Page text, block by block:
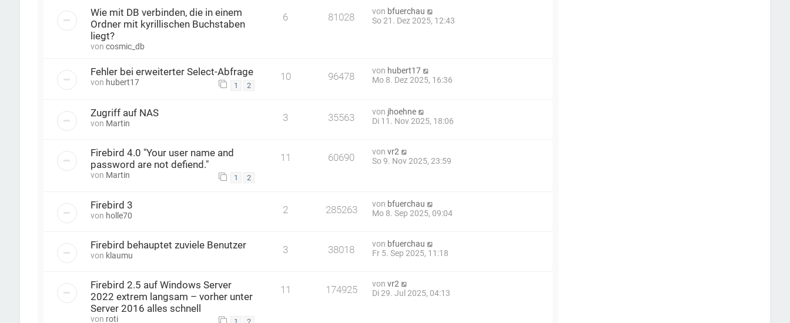
Wie mit DB verbinden, die in einem
Ordner mit kyrillischen Buchstaben
liegt?
von cosmic_db
6 81028 von bfuerchau
So 21. Dez 2025, 12:43
Fehler bei erweiterter Select-Abfrage
von hubert17 1 2
10 96478 von hubert17
Mo 8. Dez 2025, 16:36
Zugriff auf NAS
von Martin 3 35563 von jhoehne
Di 11. Nov 2025, 18:06
Firebird 4.0 "Your user name and
password are not defiend."
von Martin 1 2
11 60690 vonvr2
So 9. Nov 2025, 23:59
Firebird 3
von holle70 2 285263 von bfuerchau
Mo 8. Sep 2025, 09:04
Firebird behauptet zuviele Benutzer
von klaumu 3 38018 von bfuerchau
Fr 5. Sep 2025, 11:18
Firebird 2.5 auf Windows Server
2022 extrem langsam – vorher unter
Server 2016 alles schnell
von roti
11 174925 vonvr2
Di 29. Jul 2025, 04:13